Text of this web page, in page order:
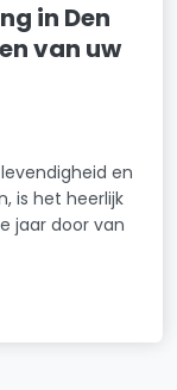
in Den
van uw
en
is het heerlijk
jaar door van